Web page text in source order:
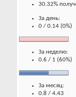
30.32%
За день:
0 / 0.14 (0%)
За неделю:
0.6 / 1 (60%)
За месяц:
0.8 / 4.43